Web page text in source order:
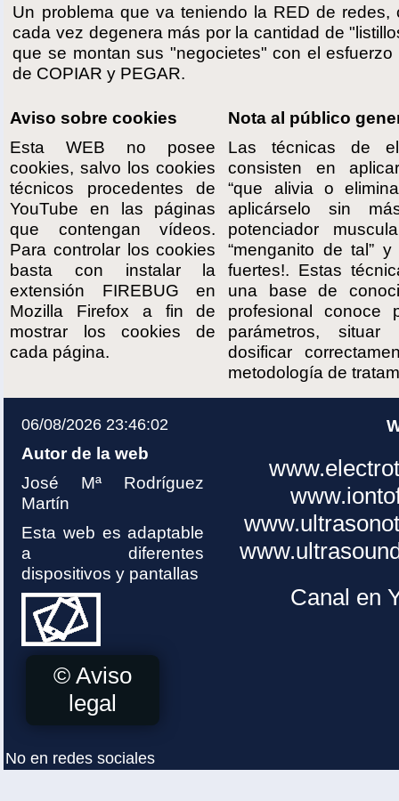
Un problema que va teniendo la RED de redes,
cada vez degenera más por la cantidad de
que se montan sus "negocietes" con el
de COPIAR y PEGAR.
Aviso sobre cookies
Esta WEB no posee
cookies, salvo los cookies
técnicos procedentes de
YouTube en las páginas
que contengan vídeos.
Para controlar los cookies
basta con instalar la
extensión FIREBUG en
Mozilla Firefox a fin de
mostrar los cookies de
cada página.
Nota al público
Las técnicas de
consisten en
“que alivia o
aplicárselo sin
potenciador
“menganito de tal”
fuertes!. Estas
una base de
profesional conoce
parámetros, situar
dosificar
metodología de
06/08/2026 23:46:02
Autor de la web
José Mª Rodríguez
Martín
Esta web es adaptable
a diferentes
dispositivos y pantallas
© Aviso
legal
Canal en
No en redes sociales